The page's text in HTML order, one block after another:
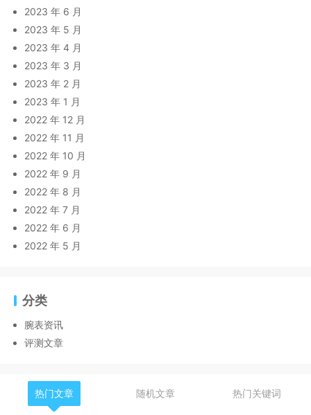
2023 年 6 月
2023 年 5 月
2023 年 4 月
2023 年 3 月
2023 年 2 月
2023 年 1 月
2022 年 12 月
2022 年 11 月
2022 年 10 月
2022 年 9 月
2022 年 8 月
2022 年 7 月
2022 年 6 月
2022 年 5 月
分类
腕表资讯
评测文章
热门文章 随机文章 热门关键词